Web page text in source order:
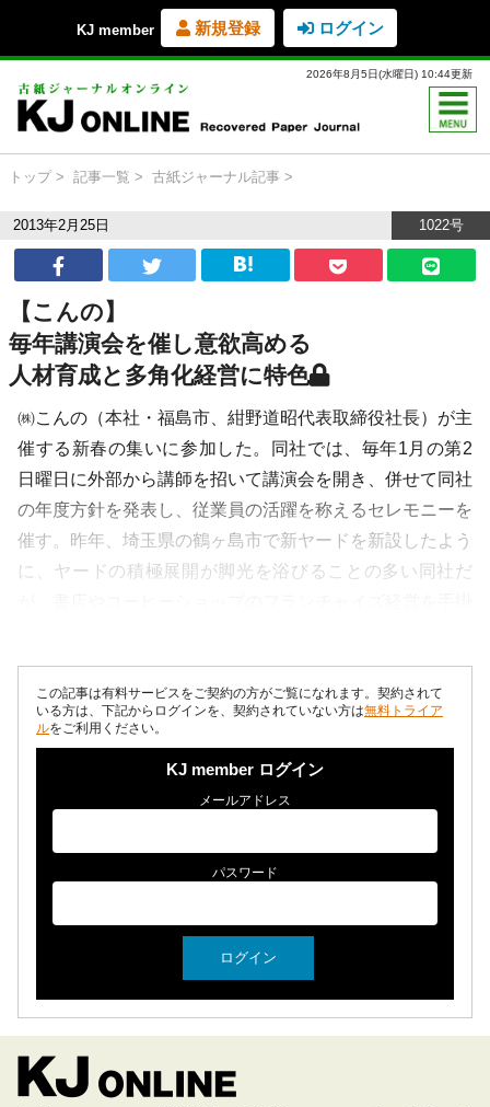
KJ member 新規登録 ログイン
2026年8月5日(水曜日) 10:44更新
トップ 記事一覧 古紙ジャーナル記事
2013年2月25日 1022号
【こんの】
毎年講演会を催し意欲高める
人材育成と多角化経営に特色
㈱こんの（本社・福島市、紺野道昭代表取締役社長）が主
催する新春の集いに参加した。同社では、毎年1月の第2
日曜日に外部から講師を招いて講演会を開き、併せて同社
の年度方針を発表し、従業員の活躍を称えるセレモニーを
催す。昨年、埼玉県の鶴ヶ島市で新ヤードを新設したよう
に、ヤードの積極展開が脚光を浴びることの多い同社だ
この記事は有料サービスをご契約の方がご覧になれます。契約されて
いる方は、下記からログインを、契約されていない方は無料トライア
ルをご利用ください。
KJ member ログイン
メールアドレス
パスワード